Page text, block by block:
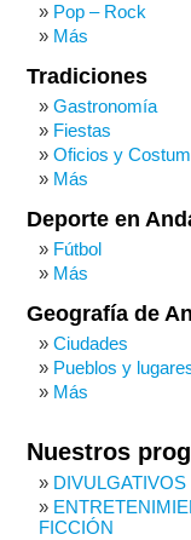
Pop – Rock
Más
Tradiciones
Gastronomía
Fiestas
Oficios y
Más
Deporte en
Fútbol
Más
Geografía de
Ciudades
Pueblos y
Más
Nuestros
DIVULGATIVOS
FICCIÓN